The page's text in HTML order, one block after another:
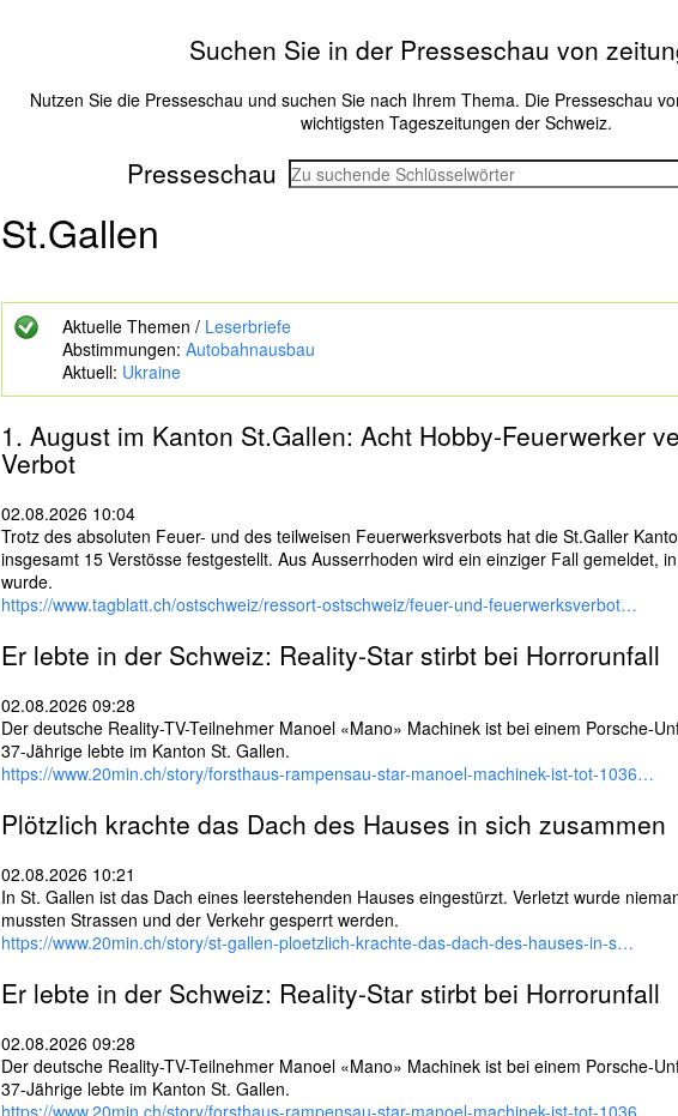
Suchen Sie in der Presseschau von
Nutzen Sie die Presseschau und suchen Sie nach Ihrem Thema. Die Presseschau
wichtigsten Tageszeitungen der Schweiz.
Presseschau
s
u
e
S
h
l
s
s
e
l
w
r
t
e
r
St.gallen
Aktuelle Themen / Leserbriefe
Abstimmungen: Autobahnausbau
Aktuell: Ukraine
1. August im Kanton St.Gallen: Acht Hobby-Feuerwerker
Verbot
02.08.2026 10:04
Trotz des absoluten Feuer- und des teilweisen Feuerwerksverbots hat die St.Galler
insgesamt 15 Verstösse festgestellt. Aus Ausserrhoden wird ein einziger Fall gemeldet,
wurde.
https://www.tagblatt.ch/ostschweiz/ressort-ostschweiz/feuer-und-feuerwerksverbot…
Er lebte in der Schweiz: Reality-Star stirbt bei Horrorunfall
02.08.2026 09:28
Der deutsche Reality-TV-Teilnehmer Manoel «Mano» Machinek ist bei einem Porsche-
37-Jährige lebte im Kanton St. Gallen.
https://www.20min.ch/story/forsthaus-rampensau-star-manoel-machinek-ist-tot-1036…
Plötzlich krachte das Dach des Hauses in sich zusammen
02.08.2026 10:21
In St. Gallen ist das Dach eines leerstehenden Hauses eingestürzt. Verletzt wurde
mussten Strassen und der Verkehr gesperrt werden.
https://www.20min.ch/story/st-gallen-ploetzlich-krachte-das-dach-des-hauses-in-s…
Er lebte in der Schweiz: Reality-Star stirbt bei Horrorunfall
02.08.2026 09:28
Der deutsche Reality-TV-Teilnehmer Manoel «Mano» Machinek ist bei einem Porsche-
37-Jährige lebte im Kanton St. Gallen.
https://www.20min.ch/story/forsthaus-rampensau-star-manoel-machinek-ist-tot-1036…